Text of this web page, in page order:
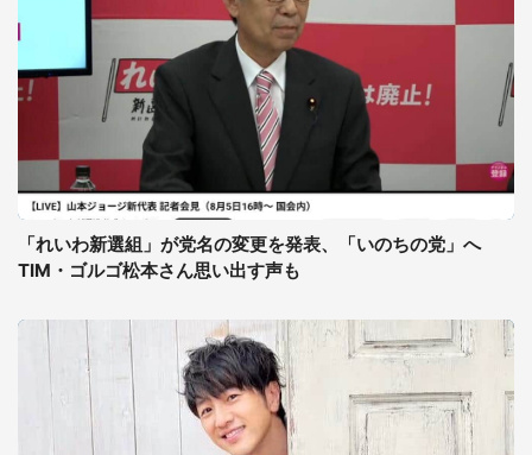
「れいわ新選組」が党名の変更を発表、「いのちの党」へ
TIM・ゴルゴ松本さん思い出す声も